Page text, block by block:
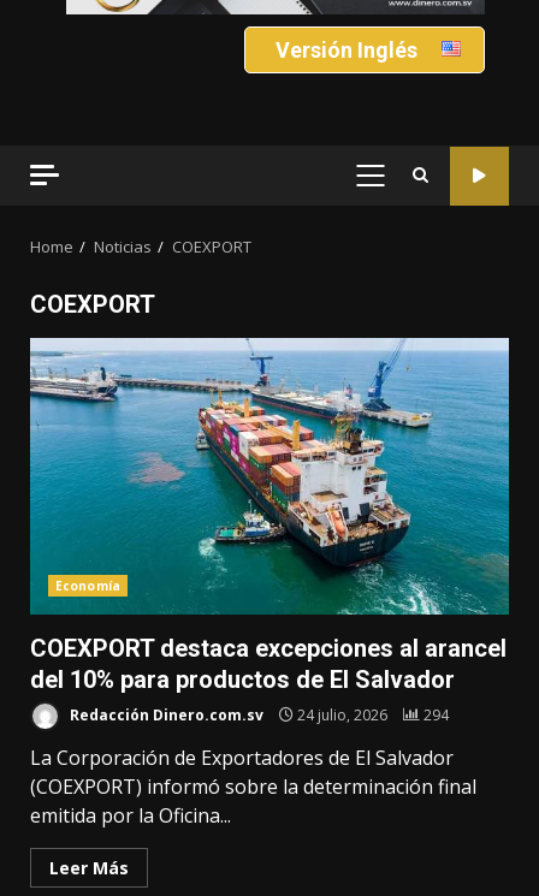
Versión Inglés
PRIMARY
Home Noticias COEXPORT
COEXPORT
Economía
COEXPORT destaca excepciones al arancel
del 10% para productos de El Salvador
Redacción Dinero.com.sv 24 julio, 2026 294
La Corporación de Exportadores de El Salvador
(COEXPORT) informó sobre la determinación final
emitida por la Oficina...
Leer Más